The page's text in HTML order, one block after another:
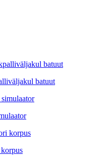
batuut